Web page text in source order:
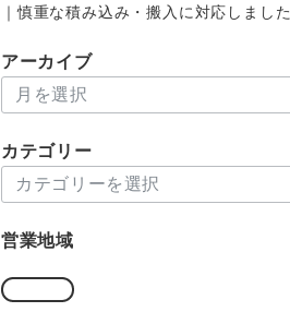
｜慎重な積み込み・搬入に対応しました
アーカイブ
ー
イ
カテゴリー
テ
リ
営業地域